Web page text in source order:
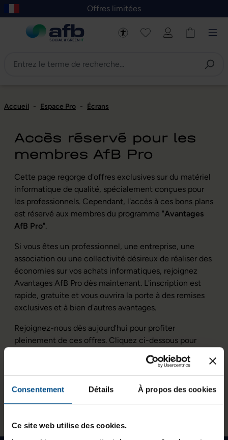
Consentement Détails À propos des cookies
Ce site web utilise des cookies.
au contenu principal
Skip to B2B platform navigation
Offres limitées
Accueil - Espace Pro - Écrans
Accès réservé pour les
membres AfB Pro
Cette page regorge d'offres exclusives sur du matériel
informatique de qualité, spécialement conçues pour
les professionnels. Cependant, l'accès à ces bons plans
est réservé aux membres du programme "Avantages
AfB Pro".
Si vous êtes un professionnel, une entreprise, une
association ou une collectivité désireux de réaliser des
économies sur vos achats informatiques, rejoignez
Avantages AfB Pro dès maintenant. L'inscription est
rapide, gratuite et vous ouvrira la porte à des remises
exclusives et à bien d'autres avantages.
Rejoignez-nous dès aujourd'hui pour profiter
pleinement de ces offres. Cliquez ci-dessous pour
vous inscrire et accéder aux bons plans Pro d'AfB Shop.
Rejoignez Avantages AfB Pro